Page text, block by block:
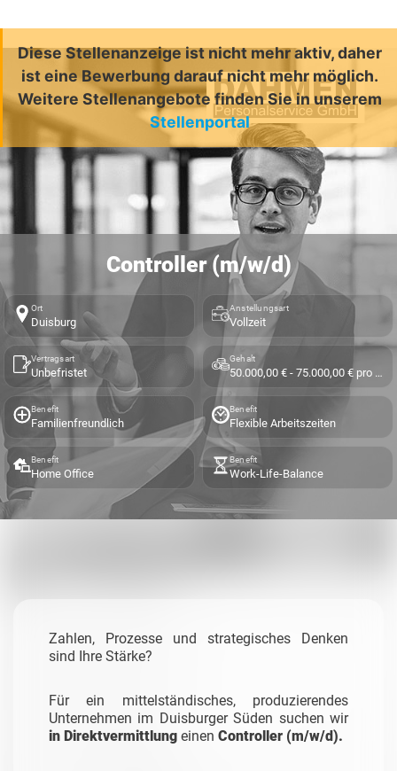
Diese Stellenanzeige ist nicht mehr aktiv, daher
ist eine Bewerbung darauf nicht mehr möglich.
Weitere Stellenangebote finden Sie in unserem
Stellenportal
Controller (m/w/d)
Ort
Duisburg
Anstellungsart
Vollzeit
Vertragsart
Unbefristet
Gehalt
50.000,00 € - 75.000,00 € pro Jahr
Benefit
Familienfreundlich
Benefit
Flexible Arbeitszeiten
Benefit
Home Office
Benefit
Work-Life-Balance
Zahlen, Prozesse und strategisches Denken
sind Ihre Stärke?
Für ein mittelständisches, produzierendes
Unternehmen im Duisburger Süden suchen wir
in Direktvermittlung einen Controller (m/w/d).